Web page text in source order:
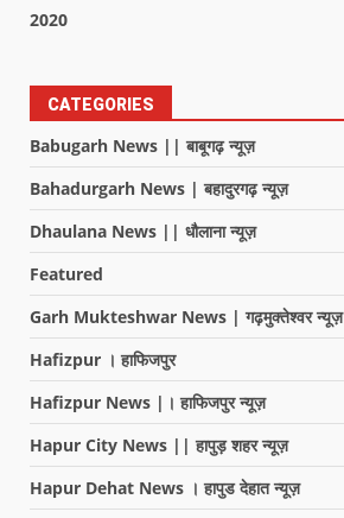
2020
CATEGORIES
Babugarh News || बाबूगढ़ न्यूज़
Bahadurgarh News | बहादुरगढ़ न्यूज़
Dhaulana News || धौलाना न्यूज़
Featured
Garh Mukteshwar News | गढ़मुक्तेश्वर न्यूज़
Hafizpur । हाफिजपुर
Hafizpur News |। हाफिजपुर न्यूज़
Hapur City News || हापुड़ शहर न्यूज़
Hapur Dehat News । हापुड देहात न्यूज़